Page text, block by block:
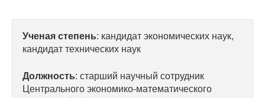
Администрация
Сотрудники
Ученая степень: кандидат экономических наук,
кандидат технических наук
Должность: старший научный сотрудник
Центрального экономико-математического